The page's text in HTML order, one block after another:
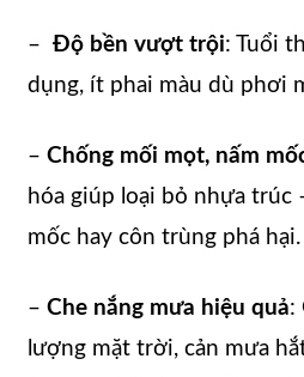
– Độ bền vượt trội: Tuổi
dụng, ít phai màu dù phơi
– Chống mối mọt, nấm
hóa giúp loại bỏ nhựa trúc
mốc hay côn trùng phá hại.
– Che nắng mưa hiệu quả:
lượng mặt trời, cản mưa